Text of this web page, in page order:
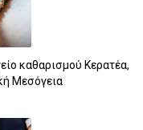
καθαρισμού Κερατέα,
Μεσόγεια